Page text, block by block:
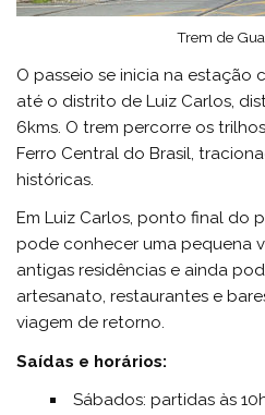
Trem de
O passeio se inicia na estação
até o distrito de Luiz Carlos,
6kms. O trem percorre os
Ferro Central do Brasil,
históricas.
Em Luiz Carlos, ponto final do
pode conhecer uma pequena
antigas residências e ainda
artesanato, restaurantes e
viagem de retorno.
Saídas e horários:
Sábados: partidas às